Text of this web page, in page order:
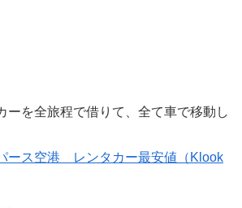
ーを全旅程で借りて、全て車で移動し
ース空港 レンタカー最安値（Klook